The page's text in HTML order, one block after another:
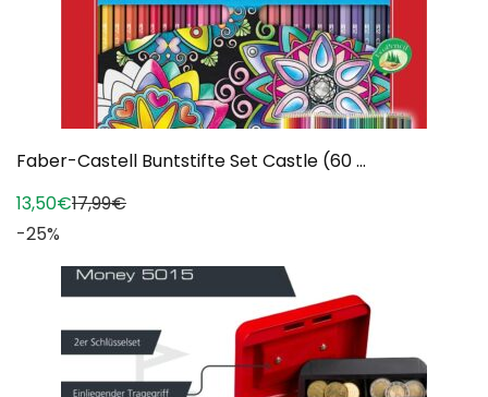
Faber-Castell Buntstifte Set Castle (60 ...
13,50€17,99€
-25%